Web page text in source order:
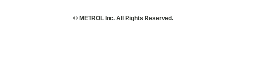
© METROL Inc. All Rights Reserved.